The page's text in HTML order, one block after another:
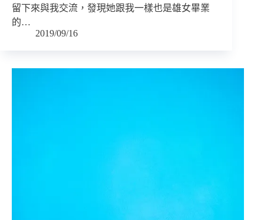
留下來與我交流，發現她跟我一樣也是雄女畢業
的…
2019/09/16